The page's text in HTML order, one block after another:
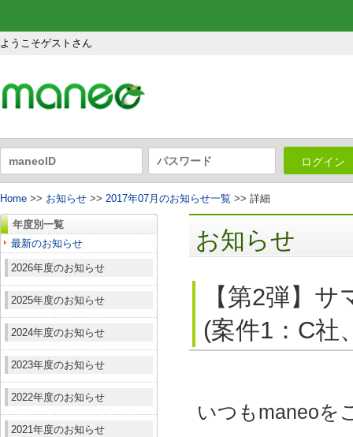
ようこそゲストさん
ログイン
Home >> お知らせ >> 2017年07月のお知らせ一覧 >> 詳細
年度別一覧
最新のお知らせ
2026年度のお知らせ
2025年度のお知らせ
2024年度のお知らせ
2023年度のお知らせ
2022年度のお知らせ
2021年度のお知らせ
お知らせ
【第2弾】
(案件1：C社
いつもmaneoを